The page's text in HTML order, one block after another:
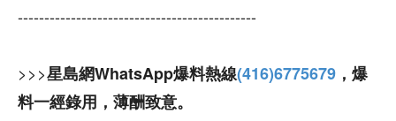
---------------------------------------------
>>>星島網WhatsApp爆料熱線(416)6775679 ，爆
料一經錄用，薄酬致意。